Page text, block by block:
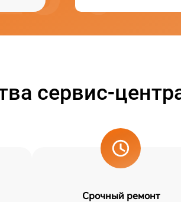
сервис-
Срочный ремонт